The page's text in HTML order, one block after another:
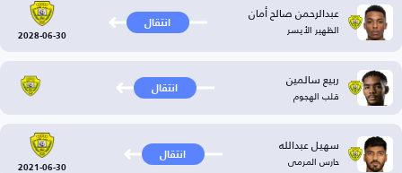
عبدالرحمن صالح أمان
الظهير الأيسر انتقال
2028-06-30
ربيع سالمين
قلب الهجوم انتقال
سهيل عبدالله
حارس المرمى انتقال
2021-06-30